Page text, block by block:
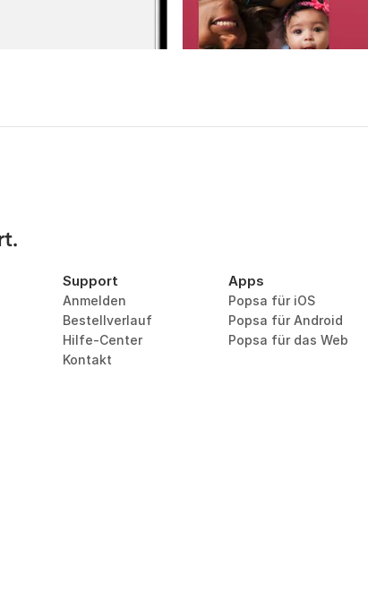
Support
Anmelden
Bestellverlauf
Hilfe-Center
Kontakt
Apps
Popsa für iOS
Popsa für Android
Popsa für das Web